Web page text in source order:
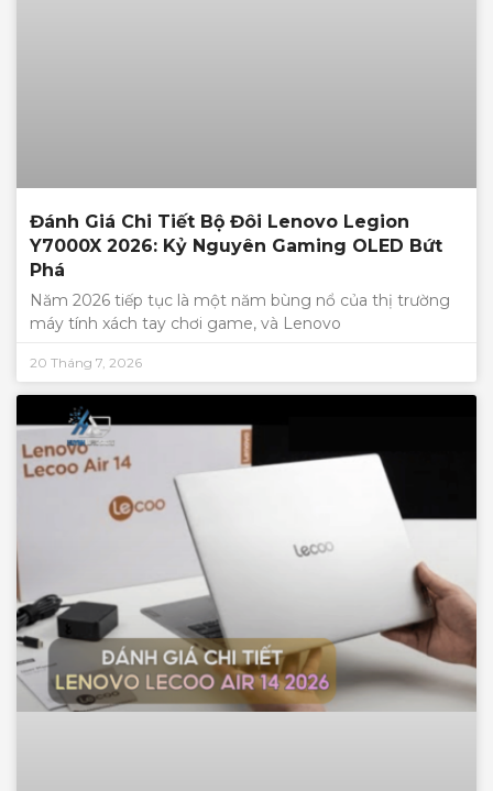
Đánh Giá Chi Tiết Bộ Đôi Lenovo Legion
Y7000X 2026: Kỷ Nguyên Gaming OLED Bứt
Phá
Năm 2026 tiếp tục là một năm bùng nổ của thị trường
máy tính xách tay chơi game, và Lenovo
20 Tháng 7, 2026